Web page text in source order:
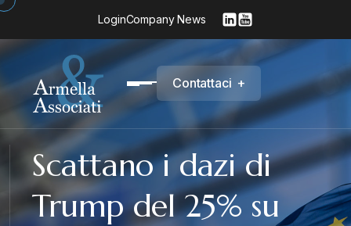
LoginCompany News
Contattaci +
Scattano i dazi di
Trump del 25% su